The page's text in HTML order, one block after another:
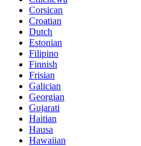
Corsican
Croatian
Dutch
Estonian
Filipino
Finnish
Frisian
Galician
Georgian
Gujarati
Haitian
Hausa
Hawaiian